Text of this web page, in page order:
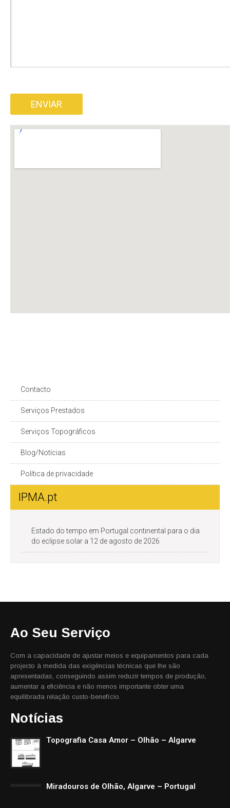
Contacto
Serviços Prestados
Serviços Topográficos
Blog/Notícias
Política de privacidade
IPMA.pt
Estado do tempo em Portugal continental para o dia
do eclipse solar a 12 de agosto de 2026
Ao Seu Serviço
Com a capacidade de ajustar meios e equipamentos para cada
projecto à medida das exigências técnicas que lhe são
apresentadas, conseguindo assim reduzir tempos de produção,
aumentar a eficiência e não menos importante obter uma
equilibrada relação custo-benefício.
Notícias
Topografia Casa Amor – Olhão – Algarve
Miradouros de Olhão, Algarve – Portugal